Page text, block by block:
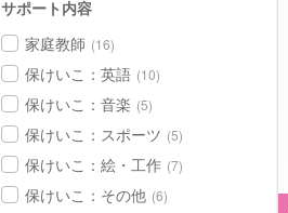
サポート内容
家庭教師 (16)
保けいこ：英語 (10)
保けいこ：音楽 (5)
保けいこ：スポーツ (5)
保けいこ：絵・工作 (7)
保けいこ：その他 (6)